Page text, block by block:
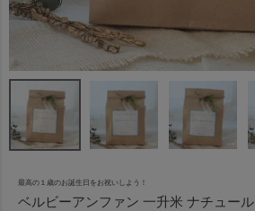
最高の１歳のお誕生日をお祝いしよう！
ベルビーアンファン 一升米 ナチュール